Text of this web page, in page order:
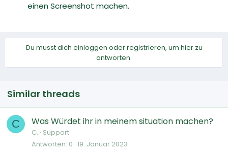
einen Screenshot machen.
Du musst dich einloggen oder registrieren, um hier zu
antworten.
Similar threads
C Was Würdet ihr in meinem situation machen?
C. Support
Antworten 0 19. Januar 2023